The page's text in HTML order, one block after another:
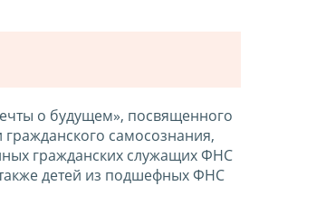
о будущем», посвященного
самосознания,
гражданских служащих ФНС
детей из подшефных ФНС